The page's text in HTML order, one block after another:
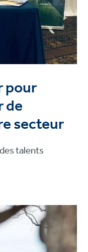
pour
de
secteur
talents